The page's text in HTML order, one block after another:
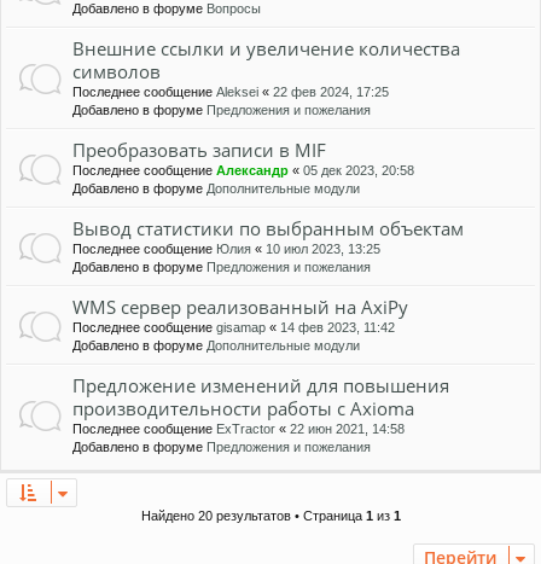
Добавлено в форуме Вопросы
Внешние ссылки и увеличение количества
символов
Последнее сообщение Aleksei « 22 фев 2024, 17:25
Добавлено в форуме Предложения и пожелания
Преобразовать записи в MIF
Последнее сообщение Александр « 05 дек 2023, 20:58
Добавлено в форуме Дополнительные модули
Вывод статистики по выбранным объектам
Последнее сообщение Юлия « 10 июл 2023, 13:25
Добавлено в форуме Предложения и пожелания
WMS сервер реализованный на AxiPy
Последнее сообщение gisamap « 14 фев 2023, 11:42
Добавлено в форуме Дополнительные модули
Предложение изменений для повышения
производительности работы с Axioma
Последнее сообщение ExTractor « 22 июн 2021, 14:58
Добавлено в форуме Предложения и пожелания
Найдено 20 результатов • Страница 1из 1
Перейти